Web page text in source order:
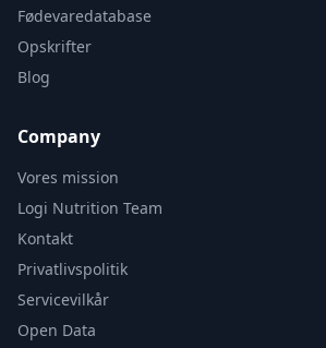
Fødevaredatabase
Opskrifter
Blog
Company
Vores mission
Logi Nutrition Team
Kontakt
Privatlivspolitik
Servicevilkår
Open Data